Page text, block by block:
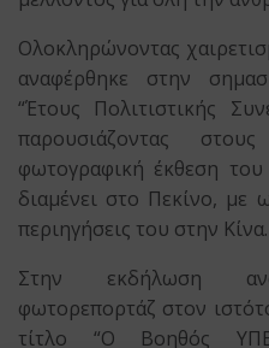
Ολοκληρώνοντας
αναφέρθηκε στην
“Έτους Πολιτιστικής
παρουσιάζοντας
φωτογραφική έκθεση του
διαμένει στο Πεκίνο, με
περιηγήσεις του στην Κίνα.
Στην εκδήλωση
φωτορεπορτάζ στον
τίτλο “Ο Βοηθός